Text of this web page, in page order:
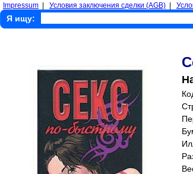
Impressum Условия заключения сделки (AGB)
Я ищу: